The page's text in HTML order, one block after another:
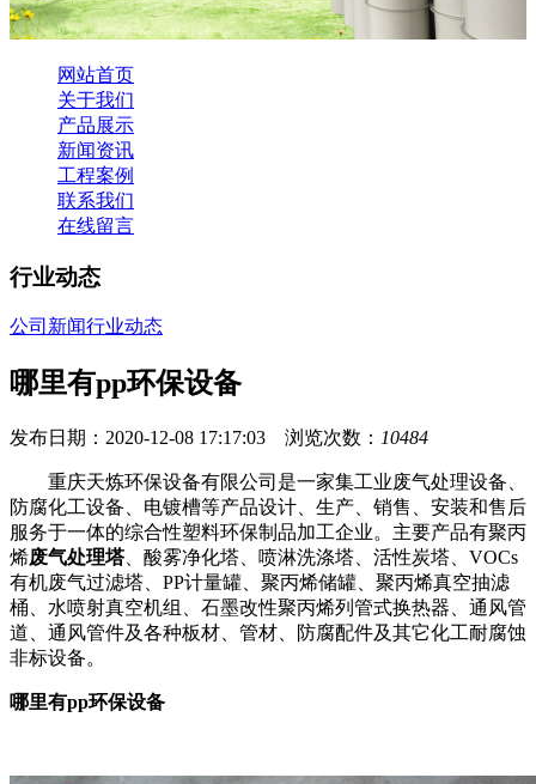
网站首页
关于我们
产品展示
新闻资讯
工程案例
联系我们
在线留言
行业动态
公司新闻行业动态
哪里有pp环保设备
发布日期：2020-12-08 17:17:03 浏览次数： 10484
重庆天炼环保设备有限公司是一家集工业废气处理设备、
防腐化工设备、电镀槽等产品设计、生产、销售、安装和售后
服务于一体的综合性塑料环保制品加工企业。主要产品有聚丙
烯废气处理塔、酸雾净化塔、喷淋洗涤塔、活性炭塔、VOCs
有机废气过滤塔、PP计量罐、聚丙烯储罐、聚丙烯真空抽滤
桶、水喷射真空机组、石墨改性聚丙烯列管式换热器、通风管
道、通风管件及各种板材、管材、防腐配件及其它化工耐腐蚀
非标设备。
哪里有pp环保设备